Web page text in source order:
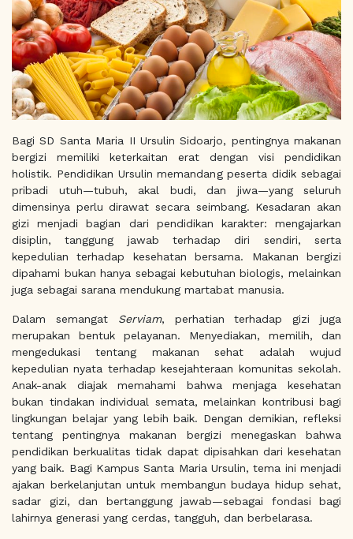
Bagi SD Santa Maria II Ursulin Sidoarjo, pentingnya makanan
bergizi memiliki keterkaitan erat dengan visi pendidikan
holistik. Pendidikan Ursulin memandang peserta didik sebagai
pribadi utuh—tubuh, akal budi, dan jiwa—yang seluruh
dimensinya perlu dirawat secara seimbang. Kesadaran akan
gizi menjadi bagian dari pendidikan karakter: mengajarkan
disiplin, tanggung jawab terhadap diri sendiri, serta
kepedulian terhadap kesehatan bersama. Makanan bergizi
dipahami bukan hanya sebagai kebutuhan biologis, melainkan
juga sebagai sarana mendukung martabat manusia.
Dalam semangat Serviam, perhatian terhadap gizi juga
merupakan bentuk pelayanan. Menyediakan, memilih, dan
mengedukasi tentang makanan sehat adalah wujud
kepedulian nyata terhadap kesejahteraan komunitas sekolah.
Anak-anak diajak memahami bahwa menjaga kesehatan
bukan tindakan individual semata, melainkan kontribusi bagi
lingkungan belajar yang lebih baik. Dengan demikian, refleksi
tentang pentingnya makanan bergizi menegaskan bahwa
pendidikan berkualitas tidak dapat dipisahkan dari kesehatan
yang baik. Bagi Kampus Santa Maria Ursulin, tema ini menjadi
ajakan berkelanjutan untuk membangun budaya hidup sehat,
sadar gizi, dan bertanggung jawab—sebagai fondasi bagi
lahirnya generasi yang cerdas, tangguh, dan berbelarasa.